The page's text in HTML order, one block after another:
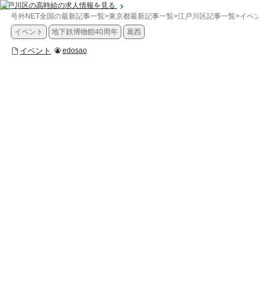
江戸川区の高時給の求人情報を見る
号外NET全国の最新記事一覧>東京都最新記事一覧>江戸川区記事一覧>イベント
イベント
地下鉄博物館40周年 葛西
イベント edosao